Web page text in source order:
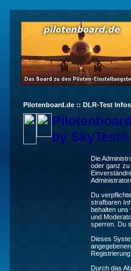
Pilotenboard.de :: DLR-Test
by
Die
oder ganz
Du
strafbaren
behalten uns
und
sperren. Du
Dieses
Durch das